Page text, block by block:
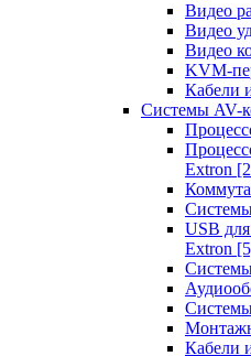
Видео
Видео
Видео
KVM-
Кабели
Системы AV-
Extron
USB
Extron
Кабели